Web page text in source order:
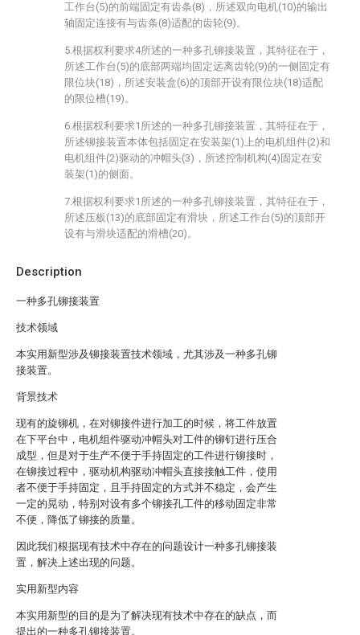
Description
一种多孔铆接装置
技术领域
本实用新型涉及铆接装置技术领域，尤其涉及一种多孔铆
接装置。
背景技术
现有的旋铆机，在对铆接件进行加工的时候，将工件放置
在下平台中，电机组件驱动冲帽头对工件的铆钉进行压合
成型，但是对于生产不便于手持固定的工件进行铆接时，
在铆接过程中，驱动机构驱动冲帽头直接接触工件，使用
者不便于手持固定，且手持固定的方式并不稳定，会产生
一定的晃动，特别对设有多个铆接孔工件的移动固定非常
不便，降低了铆接的质量。
因此我们根据现有技术中存在的问题设计一种多孔铆接装
置，解决上述出现的问题。
实用新型内容
本实用新型的目的是为了解决现有技术中存在的缺点，而
提出的一种多孔铆接装置。
工作台(5)的前端固定有齿条(8)，所述双向电机(10)的输出
轴固定连接有与齿条(8)适配的齿轮(9)。
5.根据权利要求4所述的一种多孔铆接装置，其特征在于，
所述工作台(5)的底部两端均固定远离齿轮(9)的一侧固定有
限位块(18)，所述安装盒(6)的顶部开设有限位块(18)适配
的限位槽(19)。
6.根据权利要求1所述的一种多孔铆接装置，其特征在于，
所述铆接装置本体包括固定在安装架(1)上的电机组件(2)和
电机组件(2)驱动的冲帽头(3)，所述控制机构(4)固定在安
装架(1)的侧面。
7.根据权利要求1所述的一种多孔铆接装置，其特征在于，
所述压板(13)的底部固定有滑块，所述工作台(5)的顶部开
设有与滑块适配的滑槽(20)。